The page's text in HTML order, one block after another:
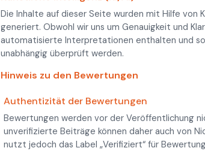
Die Inhalte auf dieser Seite wurden mit Hilfe von
generiert. Obwohl wir uns um Genauigkeit und
automatisierte Interpretationen enthalten und
unabhängig überprüft werden.
Hinweis zu den Bewertungen
Authentizität der Bewertungen
Bewertungen werden vor der Veröffentlichung
unverifizierte Beiträge können daher auch von
nutzt jedoch das Label „Verifiziert“ für